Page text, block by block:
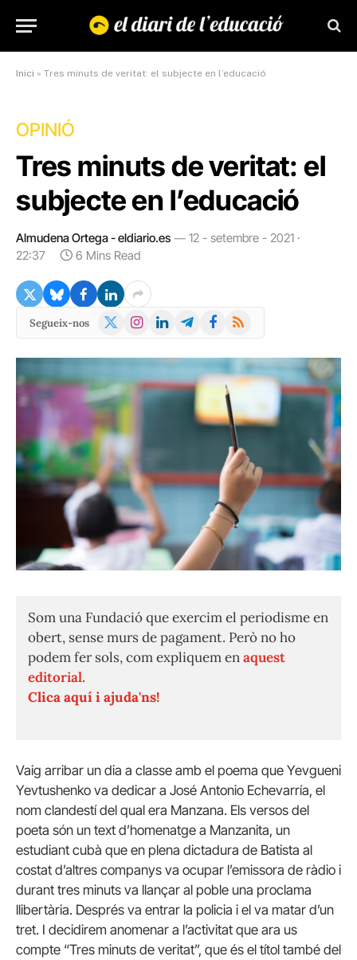
Inici » Tres minuts de veritat: el subjecte en l’educació
OPINIÓ
Tres minuts de veritat: el
subjecte en l’educació
Almudena Ortega - eldiario.es
12 - setembre - 2021 ·
22:37
6 Mins Read
Segueix-nos
X
Instagram
LinkedInTelegramFacebook
RSS
Som una Fundació que exercim el periodisme en
obert, sense murs de pagament. Però no ho
podem fer sols, com expliquem enaquest
editorial.
Clica aquí i ajuda'ns!
Vaig arribar un dia a classe amb el poema que Yevgueni
Yevtushenko va dedicar a José Antonio Echevarría, el
nom clandestí del qual era Manzana. Els versos del
poeta són un text d’homenatge a Manzanita, un
estudiant cubà que en plena dictadura de Batista al
costat d’altres companys va ocupar l’emissora de ràdio i
durant tres minuts va llançar al poble una proclama
llibertària. Després va entrar la policia i el va matar d’un
tret. I decidirem anomenar a l’activitat que ara us
compte “Tres minuts de veritat”, que és el títol també del